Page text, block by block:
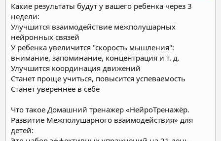
Какие результаты будут у вашего ребенка через 3
недели:
Улучшится взаимодействие межполушарных
нейронных связей
У ребенка увеличится "скорость мышления":
внимание, запоминание, концентрация и т. д.
Улучшится координация движений
Станет проще учиться, повысится успеваемость
Станет увереннее в себе
Что такое Домашний тренажер ‎‎«НейроТренажёр.
Развитие Межполушарного взаимодействия» для
детей: